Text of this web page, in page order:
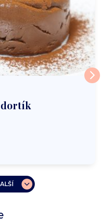
dortík